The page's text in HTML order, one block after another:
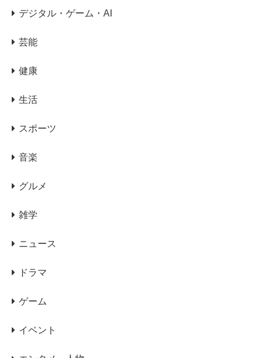
デジタル・ゲーム・AI
芸能
健康
生活
スポーツ
音楽
グルメ
雑学
ニュース
ドラマ
ゲーム
イベント